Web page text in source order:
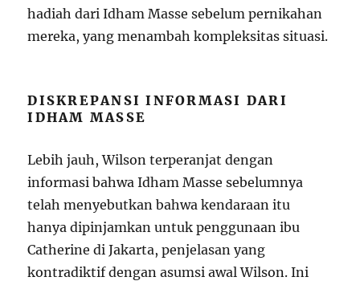
hadiah dari Idham Masse sebelum pernikahan
mereka, yang menambah kompleksitas situasi.
DISKREPANSI INFORMASI DARI
IDHAM MASSE
Lebih jauh, Wilson terperanjat dengan
informasi bahwa Idham Masse sebelumnya
telah menyebutkan bahwa kendaraan itu
hanya dipinjamkan untuk penggunaan ibu
Catherine di Jakarta, penjelasan yang
kontradiktif dengan asumsi awal Wilson. Ini